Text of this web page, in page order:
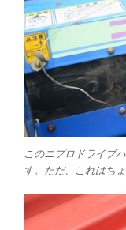
このニプロドライブ
す。ただ、これはち